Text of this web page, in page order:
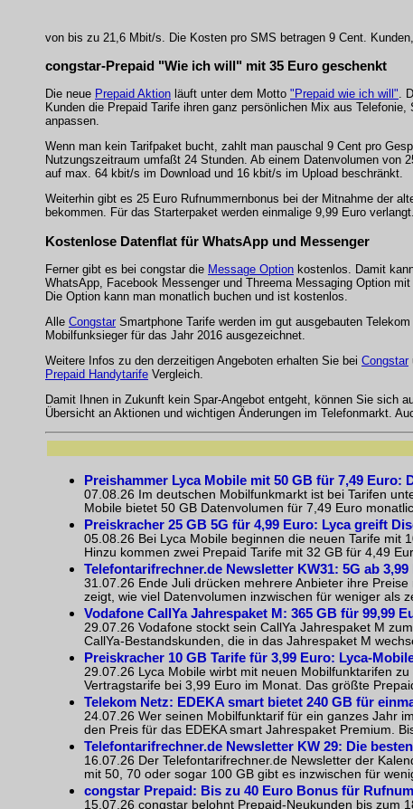
von bis zu 21,6 Mbit/s. Die Kosten pro SMS betragen 9 Cent.
congstar-Prepaid "Wie ich will" mit 35 Euro geschenkt
Die neue Prepaid Aktion läuft unter dem Motto "Prepaid wie ich will".
Kunden die Prepaid Tarife ihren ganz persönlichen Mix aus
anpassen.
Wenn man kein Tarifpaket bucht, zahlt man pauschal 9 Cent pro
Nutzungszeitraum umfaßt 24 Stunden. Ab einem Datenvolumen
auf max. 64 kbit/s im Download und 16 kbit/s im Upload beschränkt.
Weiterhin gibt es 25 Euro Rufnummernbonus bei der Mitnahme der
bekommen. Für das Starterpaket werden einmalige 9,99 Euro verlangt.
Kostenlose Datenflat für WhatsApp und Messenger
Ferner gibt es bei congstar die Message Option kostenlos. Damit
WhatsApp, Facebook Messenger und Threema Messaging Option
Die Option kann man monatlich buchen und ist kostenlos.
Alle Congstar Smartphone Tarife werden im gut ausgebauten
Mobilfunksieger für das Jahr 2016 ausgezeichnet.
Weitere Infos zu den derzeitigen Angeboten erhalten Sie bei Congstar
Prepaid Handytarife Vergleich.
Damit Ihnen in Zukunft kein Spar-Angebot entgeht, können Sie sich
Übersicht an Aktionen und wichtigen Änderungen im Telefonmarkt.
Preishammer Lyca Mobile mit 50 GB für 7,49 Euro:
07.08.26 Im deutschen Mobilfunkmarkt ist bei Tarifen
Mobile bietet 50 GB Datenvolumen für 7,49 Euro
Preiskracher 25 GB 5G für 4,99 Euro: Lyca greift
05.08.26 Bei Lyca Mobile beginnen die neuen Tarife mit
Hinzu kommen zwei Prepaid Tarife mit 32 GB für 4,49
Telefontarifrechner.de Newsletter KW31: 5G ab
31.07.26 Ende Juli drücken mehrere Anbieter ihre
zeigt, wie viel Datenvolumen inzwischen für weniger als
Vodafone CallYa Jahrespaket M: 365 GB für 99,99
29.07.26 Vodafone stockt sein CallYa Jahrespaket M
CallYa-Bestandskunden, die in das Jahrespaket M
Preiskracher 10 GB Tarife für 3,99 Euro: Lyca-
29.07.26 Lyca Mobile wirbt mit neuen Mobilfunktarifen
Vertragstarife bei 3,99 Euro im Monat. Das größte
Telekom Netz: EDEKA smart bietet 240 GB für
24.07.26 Wer seinen Mobilfunktarif für ein ganzes Jahr
den Preis für das EDEKA smart Jahrespaket Premium.
Telefontarifrechner.de Newsletter KW 29: Die
16.07.26 Der Telefontarifrechner.de Newsletter der
mit 50, 70 oder sogar 100 GB gibt es inzwischen für
congstar Prepaid: Bis zu 40 Euro Bonus für
15.07.26 congstar belohnt Prepaid-Neukunden bis zum